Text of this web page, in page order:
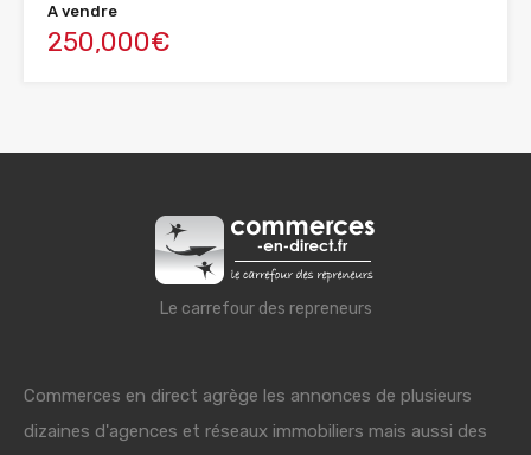
A vendre
250,000€
Le carrefour des repreneurs
Commerces en direct agrège les annonces de plusieurs
dizaines d'agences et réseaux immobiliers mais aussi des